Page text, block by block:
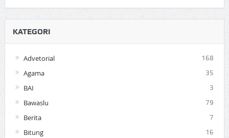
KATEGORI
Advetorial 168
Agama 35
BAI 3
Bawaslu 79
Berita 7
Bitung 16